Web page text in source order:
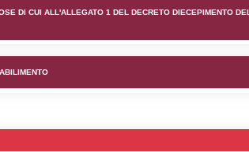
CERTIFICAZIONI E